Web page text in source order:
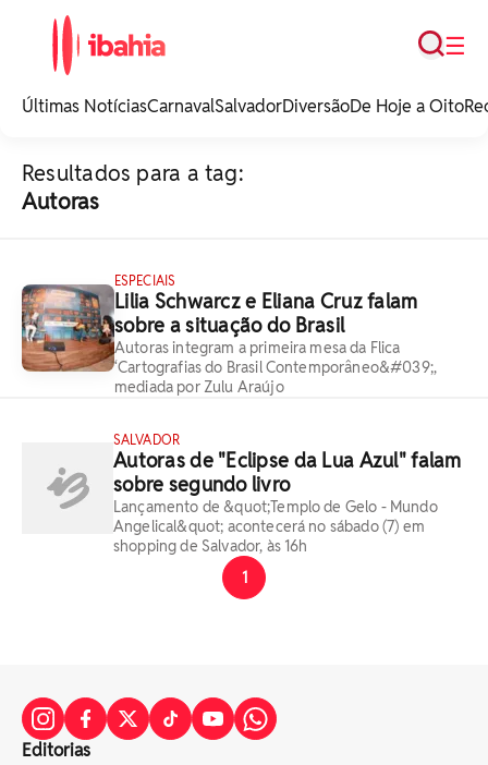
noticias e
☰
Busca
Últimas NotíciasCarnavalSalvadorDiversãoDe Hoje a Oito
Resultados para a tag:
Autoras
ESPECIAIS
Lilia Schwarcz e Eliana Cruz falam
sobre a situação do Brasil
Autoras integram a primeira mesa da Flica
‘Cartografias do Brasil Contemporâneo&#039;,
mediada por Zulu Araújo
SALVADOR
Autoras de "Eclipse da Lua Azul" falam
sobre segundo livro
Lançamento de &quot;Templo de Gelo - Mundo
Angelical&quot; acontecerá no sábado (7) em
shopping de Salvador, às 16h
1
Editorias